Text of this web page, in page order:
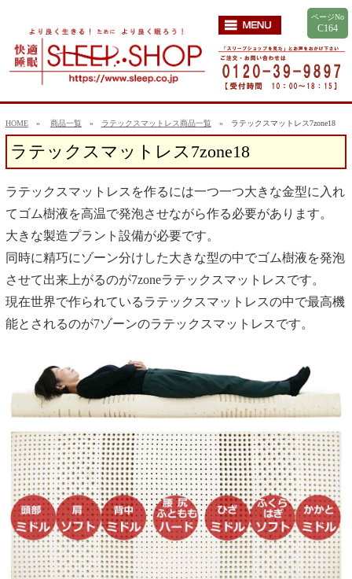
ページNo
C164
HOME» 商品一覧 » ラテックスマットレス商品一覧 » ラテックスマットレス7zone18
ラテックスマットレス7zone18
ラテックスマットレスを作るには一つ一つ大きな金型に入れ
てゴム樹液を高温で発泡させながら作る必要があります。
大きな製造プラント設備が必要です。
同時に精巧にゾーン分けした大きな型の中でゴム樹液を発泡
させて出来上がるのが7zoneラテックスマットレスです。
現在世界で作られているラテックスマットレスの中で最高機
能とされるのが7ゾーンのラテックスマットレスです。